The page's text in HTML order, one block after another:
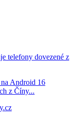
telefony dovezené z
Android 16
z Číny...